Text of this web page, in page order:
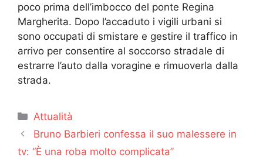
poco prima dell’imbocco del ponte Regina
Margherita. Dopo l’accaduto i vigili urbani si
sono occupati di smistare e gestire il traffico in
arrivo per consentire al soccorso stradale di
estrarre l’auto dalla voragine e rimuoverla dalla
strada.
Categorie
Attualità
Bruno Barbieri confessa il suo malessere in
tv: “È una roba molto complicata”